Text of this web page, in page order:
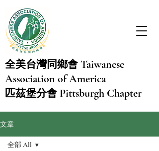
全美台灣同鄉會 Taiwanese
Association of America
匹茲堡分會 Pittsburgh Chapter
文章
全部 All